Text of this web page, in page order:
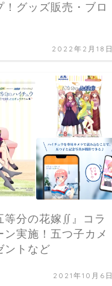
グッズ販売・ブロ
2022年2月18日
等分の花嫁∬』コラ
実施！五つ子カメ
ントなど
2021年10月6日